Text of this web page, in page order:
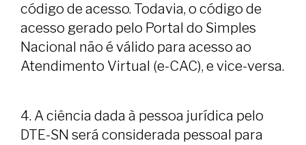
código de acesso. Todavia, o código de
acesso gerado pelo Portal do Simples
Nacional não é válido para acesso ao
Atendimento Virtual (e-CAC), e vice-versa.
4. A ciência dada à pessoa jurídica pelo
DTE-SN será considerada pessoal para